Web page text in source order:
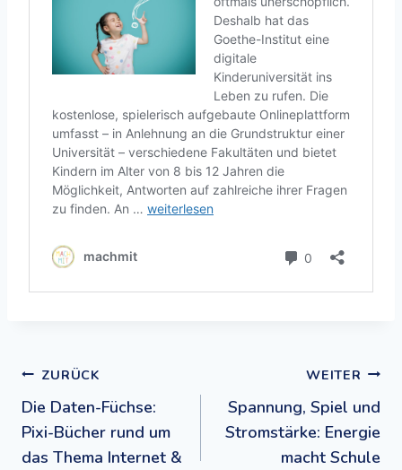
Beitragsnavigation
ZURÜCK
Die Daten-Füchse:
Pixi-Bücher rund um
das Thema Internet &
WEITER
Spannung, Spiel und
Stromstärke: Energie
macht Schule